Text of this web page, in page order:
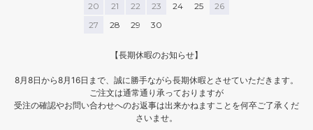
20
21 22 23 24 25
26
27
28 29 30
【長期休暇のお知らせ】
8月8日から8月16日まで、誠に勝手ながら長期休暇とさせていただきます。
ご注文は通常通り承っておりますが
受注の確認やお問い合わせへのお返事は出来かねますことを何卒ご了承くだ
さいませ。